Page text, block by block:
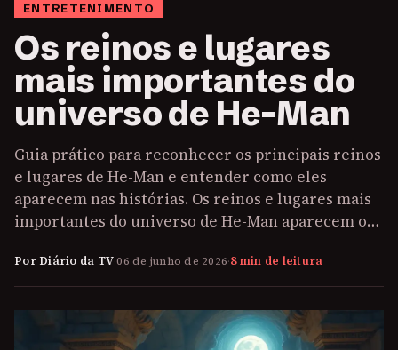
ENTRETENIMENTO
Os reinos e lugares
mais importantes do
universo de He-Man
Guia prático para reconhecer os principais reinos
e lugares de He-Man e entender como eles
aparecem nas histórias. Os reinos e lugares mais
importantes do universo de He-Man aparecem o…
Por Diário da TV·06 de junho de 2026·8 min de leitura